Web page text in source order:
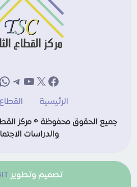
فيسبوك
إكسيوتيوب
الرئيسية
جميع الحقوق محفوظة © مركز
والدراسات
تصميم وتطوير